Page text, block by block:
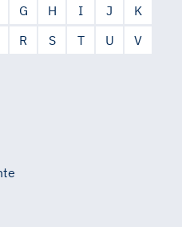
G H I J
K
R S T U
V